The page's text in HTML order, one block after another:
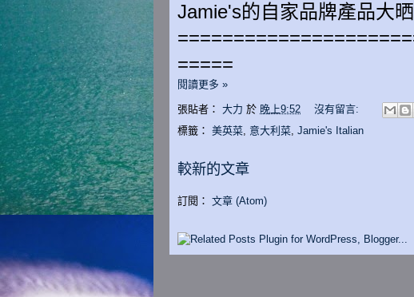
Jamie's的自家品牌產品大
=====
閱讀更多 »
張貼者： 大力 於 晚上9:52
沒有留言:
標籤： 美英菜, 意大利菜, Jamie's Italian
較新的文章
訂閱： 文章 (Atom)